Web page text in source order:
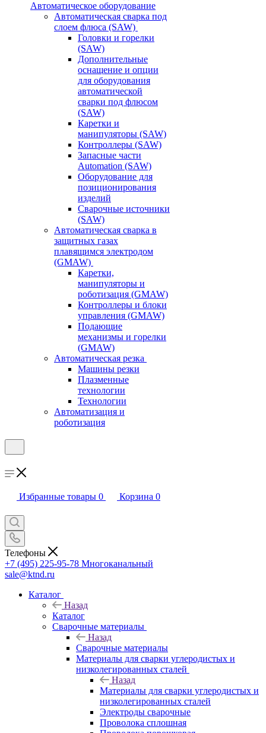
Автоматическое оборудование
Автоматическая сварка под
слоем флюса (SAW)
Головки и горелки
(SAW)
Дополнительные
оснащение и опции
для оборудования
автоматической
сварки под флюсом
(SAW)
Каретки и
манипуляторы (SAW)
Контроллеры (SAW)
Запасные части
Automation (SAW)
Оборудование для
позиционирования
изделий
Сварочные источники
(SAW)
Автоматическая сварка в
защитных газах
плавящимся электродом
(GMAW)
Каретки,
манипуляторы и
роботизация (GMAW)
Контроллеры и блоки
управления (GMAW)
Подающие
механизмы и горелки
(GMAW)
Автоматическая резка
Машины резки
Плазменные
технологии
Технологии
Автоматизация и
роботизация
Избранные товары 0 Корзина 0
Телефоны
+7 (495) 225-95-78 Многоканальный
sale@ktnd.ru
Каталог
Назад
Каталог
Сварочные материалы
Назад
Сварочные материалы
Материалы для сварки углеродистых и
низколегированных сталей
Назад
Материалы для сварки углеродистых и
низколегированных сталей
Электроды сварочные
Проволока сплошная